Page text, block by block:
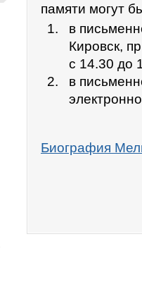
памяти могут
в
Кировск,
с 14.30 до
в
Биография